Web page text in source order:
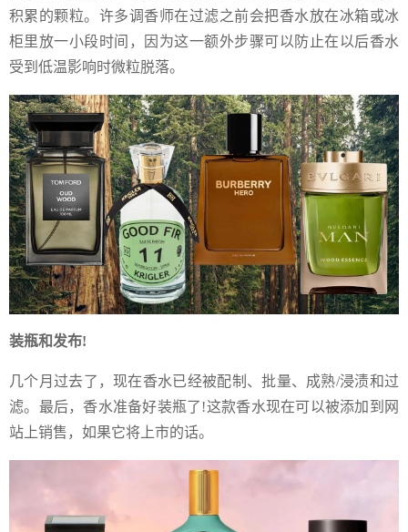
积累的颗粒。许多调香师在过滤之前会把香水放在冰箱或冰
柜里放一小段时间，因为这一额外步骤可以防止在以后香水
受到低温影响时微粒脱落。
装瓶和发布!
几个月过去了，现在香水已经被配制、批量、成熟/浸渍和过
滤。最后，香水准备好装瓶了!这款香水现在可以被添加到网
站上销售，如果它将上市的话。